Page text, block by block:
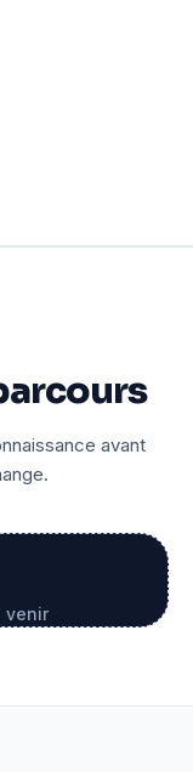
avant
venir